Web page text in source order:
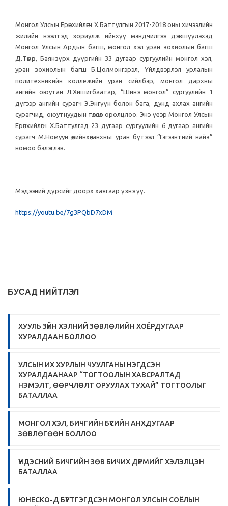
Монгол Улсын Ерөнхийлөгч Х.Баттулгын 2017-2018 оны хичээлийн
жилийн нээлтэд зориулж ийнхүү мэндчилгээ дэвшүүлэхэд
Монгол Улсын Ардын багш, монгол хэл уран зохиолын багш
Д.Төмөр, Баянзүрх дүүргийн 33 дугаар сургуулийн монгол хэл,
уран зохиолын багш Б.Цолмонгэрэл, Үйлдвэрлэл урлалын
политехникийн коллежийн уран сийлбэр, монгол дархны
ангийн оюутан Л.Хишигбаатар, “Шинэ монгол” сургуулийн 1
дүгээр ангийн сурагч Э.Энгүүн болон бага, дунд ахлах ангийн
сурагчид, оюутнуудын төлөөлөл оролцлоо. Энэ үеэр Монгол Улсын
Ерөнхийлөгч Х.Баттулгад 23 дугаар сургуулийн 6 дугаар ангийн
сурагч М.Номуун өөрийнхөө анхны уран бүтээл “Гэгээнтний найз”
номоо бэлэглэв.
Мэдээний дүрсийг доорх хаягаар үзнэ үү.
https://youtu.be/7g3PQbD7xDM
БУСАД НИЙТЛЭЛ
ХУУЛЬ ЗҮЙН ХЭЛНИЙ ЗӨВЛӨЛИЙН ХОЁРДУГААР
ХУРАЛДААН БОЛЛОО
УЛСЫН ИХ ХУРЛЫН ЧУУЛГАНЫ НЭГДСЭН
ХУРАЛДААНААР “ТОГТООЛЫН ХАВСРАЛТАД
НЭМЭЛТ, ӨӨРЧЛӨЛТ ОРУУЛАХ ТУХАЙ” ТОГТООЛЫГ
БАТАЛЛАА
МОНГОЛ ХЭЛ, БИЧГИЙН БҮСИЙН АНХДУГААР
ЗӨВЛӨГӨӨН БОЛЛОО
ҮНДЭСНИЙ БИЧГИЙН ЗӨВ БИЧИХ ДҮРМИЙГ ХЭЛЭЛЦЭН
БАТАЛЛАА
ЮНЕСКО-Д БҮРТГЭГДСЭН МОНГОЛ УЛСЫН СОЁЛЫН